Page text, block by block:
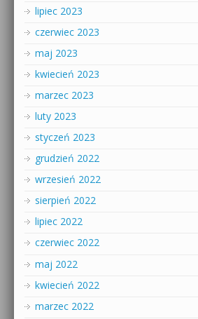
lipiec 2023
czerwiec 2023
maj 2023
kwiecień 2023
marzec 2023
luty 2023
styczeń 2023
grudzień 2022
wrzesień 2022
sierpień 2022
lipiec 2022
czerwiec 2022
maj 2022
kwiecień 2022
marzec 2022